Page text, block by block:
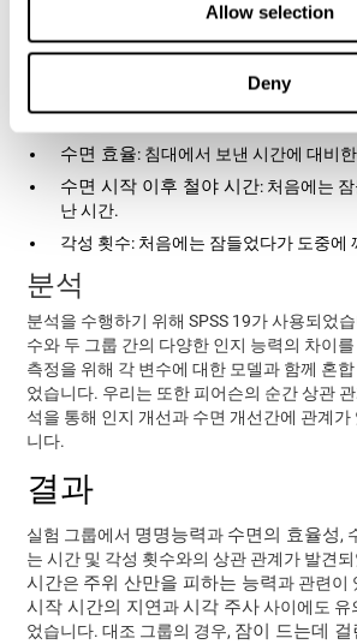
Allow selection
Deny
참여자의 손목에에 배치 된 장치를 사용하여
였습니다:
: 침대에 누울때부터 일어
수면 효율: 침대에서 보낸 시간에 대비
수면 시작 이후 철야 시간: 처음에는
난 시간.
각성 횟수: 처음에는 잠들었다가 도중에
분석
분석을 수행하기 위해 SPSS 19가 사용되었
수와 두 그룹 간의 다양한 인지 능력의 차이
측정을 위해 각 변수에 대한 모델과 함께 혼
었습니다. 우리는 또한 피어슨의 순간 상관
석을 통해 인지 개선과 수면 개선간에 관계가
니다.
결과
실험 그룹에서 명명능력과 수면의 효율성,
는 시간 및 각성 횟수와의 상관 관계가 발견
시간은 주위 산만을 피하는 능력과 관련이
시작 시간의 지연과시각 주사사이에도 유
었습니다. 대조 그룹의 경우, 잠이 드는데